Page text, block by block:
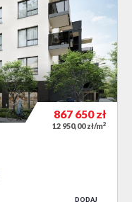
867 650zł
12 950,00 zł/m2
DODAJ